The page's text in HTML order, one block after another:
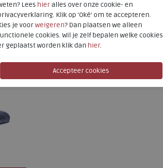
Lees hieralles over onze cookie- en
Klik op 'Oké' om te accepteren.
je voorweigeren? Dan plaatsen we alleen
cookies. Wil je zelf bepalen welke cookies
geplaatst worden klik dan hier.